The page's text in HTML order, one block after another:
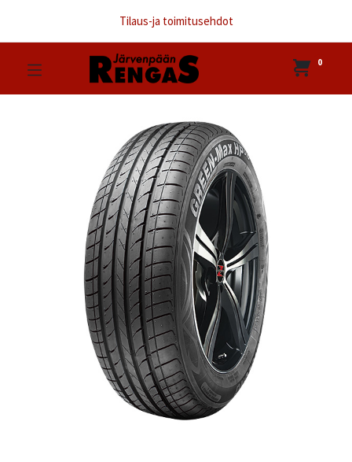
Tilaus-ja toimitusehdot
0